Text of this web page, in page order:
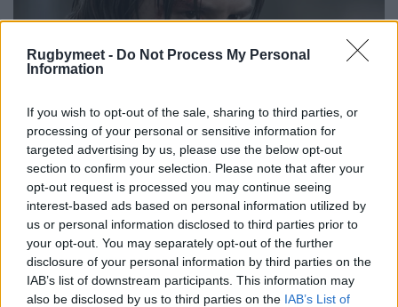
Rugbymeet - Do Not Process My Personal
Information
If you wish to opt-out of the sale, sharing to third parties, or
processing of your personal or sensitive information for
targeted advertising by us, please use the below opt-out
section to confirm your selection. Please note that after your
opt-out request is processed you may continue seeing
interest-based ads based on personal information utilized by
us or personal information disclosed to third parties prior to
your opt-out. You may separately opt-out of the further
disclosure of your personal information by third parties on the
IAB’s list of downstream participants. This information may
also be disclosed by us to third parties on the IAB’s List of